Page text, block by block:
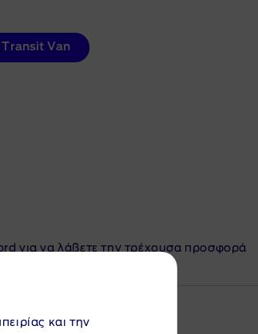
και την
Transit Van
για να λάβετε την τρέχουσα προσφορά